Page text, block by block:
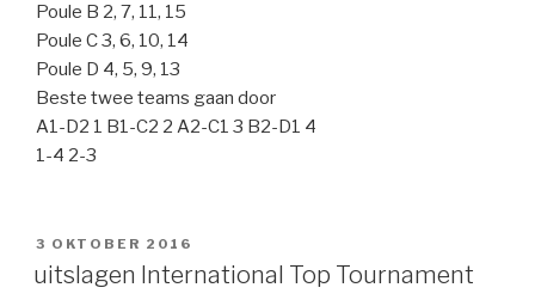
Poule B 2, 7, 11, 15
Poule C 3, 6, 10, 14
Poule D 4, 5, 9, 13
Beste twee teams gaan door
A1-D2 1 B1-C2 2 A2-C1 3 B2-D1 4
1-4 2-3
GEPLAATST
OP
3 OKTOBER 2016
uitslagen International Top Tournament